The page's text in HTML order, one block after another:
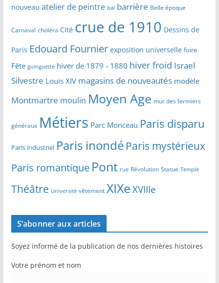
nouveau atelier de peintre bal barrière Belle époque
Carnaval choléra Cité crue de 1910 Dessins de
Paris Edouard Fournier exposition universelle foire
Fête guinguette hiver de 1879 - 1880 hiver froid Israel
Silvestre Louis XIV magasins de nouveautés modèle
Montmartre moulin Moyen Age mur des fermiers
généraux Métiers Parc Monceau Paris disparu
Paris industriel Paris inondé Paris mystérieux
Paris romantique Pont rue Révolution Statue Temple
Théâtre Université vêtement XIXeXVIIIe
S’abonner aux articles
Soyez informé de la publication de nos dernières histoires
Votre prénom et nom